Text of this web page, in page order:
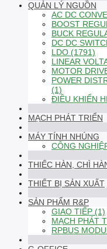
QUẢN LÝ NGUỒN
AC DC
BOOST
BUCK
DC DC
LDO (1791)
LINEAR
MOTOR
POWER
(1)
ĐIỀU KHIỂN
MẠCH PHÁT TRIỂN
MÁY TÍNH NHÚNG
CÔNG
THIẾC HÀN, CHÌ
THIẾT BỊ SẢN XUẤT
SẢN PHẨM R&P
GIAO TIẾP (1)
MẠCH PHÁT
RPBUS